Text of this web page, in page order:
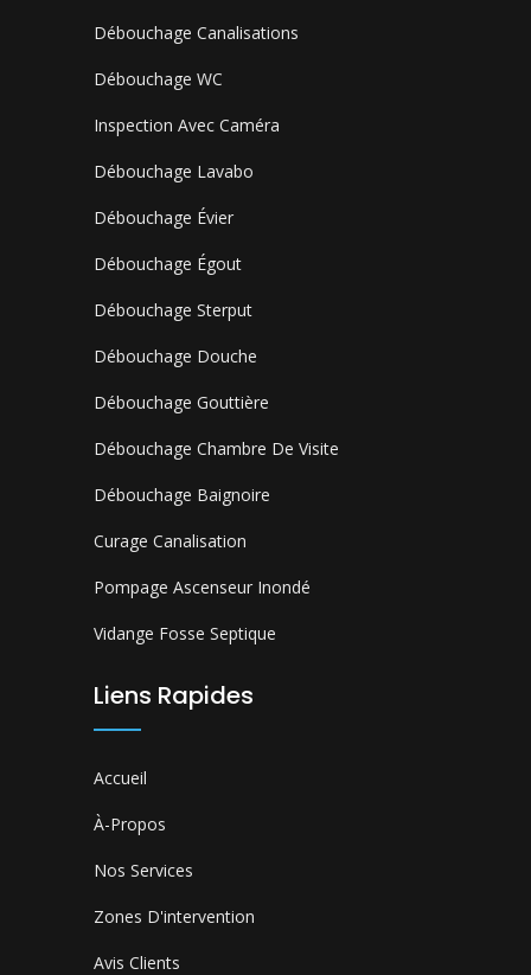
Débouchage Canalisations
Débouchage WC
Inspection Avec Caméra
Débouchage Lavabo
Débouchage Évier
Débouchage Égout
Débouchage Sterput
Débouchage Douche
Débouchage Gouttière
Débouchage Chambre De Visite
Débouchage Baignoire
Curage Canalisation
Pompage Ascenseur Inondé
Vidange Fosse Septique
Liens Rapides
Accueil
À-Propos
Nos Services
Zones D'intervention
Avis Clients